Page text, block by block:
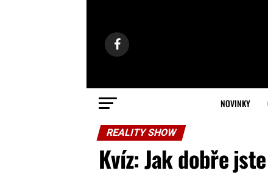
NOVINKY
REALITY SHOW
Kvíz: Jak dobře